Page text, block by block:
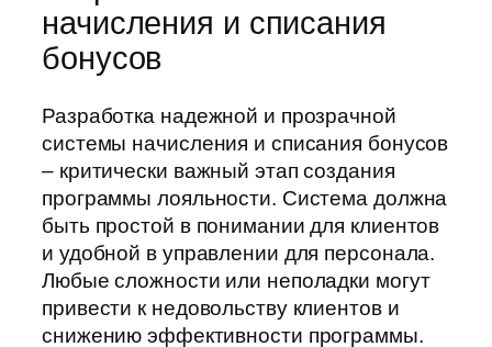
начисления и списания
бонусов
Разработка надежной и прозрачной
системы начисления и списания бонусов
– критически важный этап создания
программы лояльности. Система должна
быть простой в понимании для клиентов
и удобной в управлении для персонала.
Любые сложности или неполадки могут
привести к недовольству клиентов и
снижению эффективности программы.